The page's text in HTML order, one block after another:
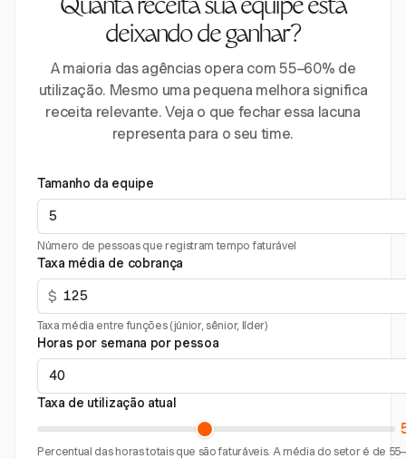
Quanta receita sua equipe está
deixando de ganhar?
A maioria das agências opera com 55–60% de
utilização. Mesmo uma pequena melhora significa
receita relevante. Veja o que fechar essa lacuna
representa para o seu time.
Tamanho da equipe
Número de pessoas que registram tempo faturável
Taxa média de cobrança
$
Taxa média entre funções (júnior, sênior, líder)
Horas por semana por pessoa
Taxa de utilização atual
Percentual das horas totais que são faturáveis. A média do setor é de